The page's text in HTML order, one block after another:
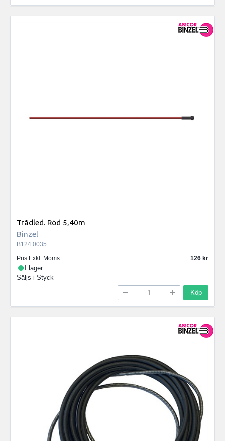
Trådled. Röd 5,40m
Binzel
B124.0035
Pris Exkl. Moms
126
I lager
Säljs i Styck
Köp